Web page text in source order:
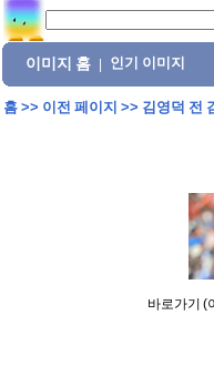
이미지 홈 인기 이미지
홈>> 이전 페이지 >> 김영덕 전
바로가기 (